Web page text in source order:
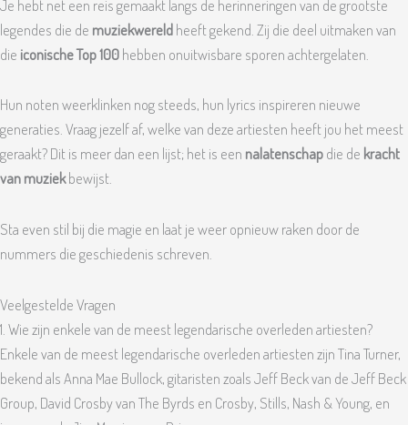
Je hebt net een reis gemaakt langs de herinneringen van de grootste
legendes die de muziekwereldheeft gekend. Zij die deel uitmaken van
die iconische Top 100hebben onuitwisbare sporen achtergelaten.
Hun noten weerklinken nog steeds, hun lyrics inspireren nieuwe
generaties. Vraag jezelf af, welke van deze artiesten heeft jou het meest
geraakt? Dit is meer dan een lijst; het is een nalatenschapdie de kracht
van muziekbewijst.
Sta even stil bij die magie en laat je weer opnieuw raken door de
nummers die geschiedenis schreven.
Veelgestelde Vragen
1. Wie zijn enkele van de meest legendarische overleden artiesten?
Enkele van de meest legendarische overleden artiesten zijn Tina Turner,
bekend als Anna Mae Bullock, gitaristen zoals Jeff Beck van de Jeff Beck
Group, David Crosby van The Byrds en Crosby, Stills, Nash & Young, en